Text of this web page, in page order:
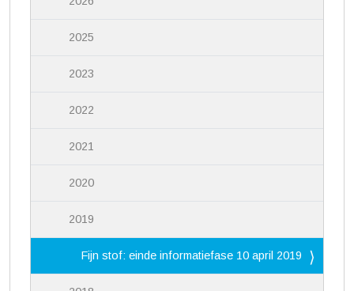
2025
2023
2022
2021
2020
2019
Fijn stof: einde informatiefase 10 april 2019